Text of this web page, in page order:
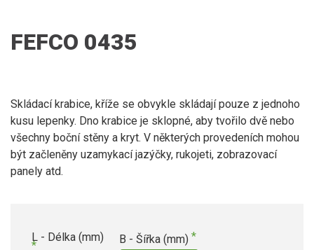
FEFCO 0435
Skládací krabice, kříže se obvykle skládají pouze z jednoho
kusu lepenky. Dno krabice je sklopné, aby tvořilo dvě nebo
všechny boční stěny a kryt. V některých provedeních mohou
být začleněny uzamykací jazýčky, rukojeti, zobrazovací
panely atd.
L - Délka (mm) B - Šířka (mm)